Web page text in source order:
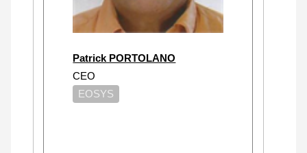
Patrick PORTOLANO
CEO
EOSYS